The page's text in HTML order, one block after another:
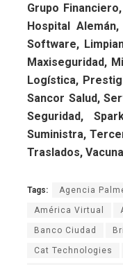
Grupo
Hospital
Software,
Maxiseguridad,
Logística,
Sancor Salud,
Seguridad,
Suministra,
Traslados,
Tags: Agencia
América Virtual
Banco Ciudad
Cat Technologies